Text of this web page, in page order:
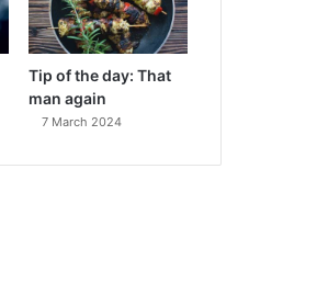
Tip of the day: That
man again
7 March 2024